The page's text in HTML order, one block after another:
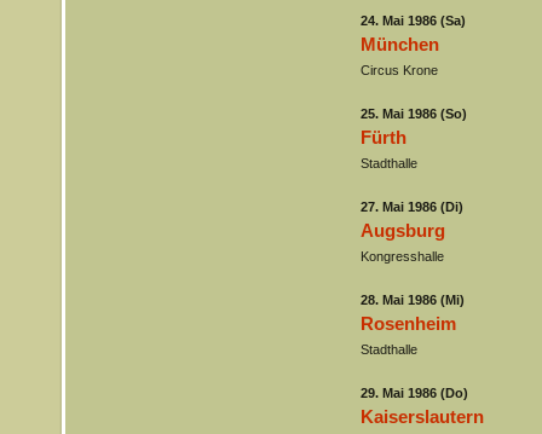
24. Mai 1986 (Sa)
München
Circus Krone
25. Mai 1986 (So)
Fürth
Stadthalle
27. Mai 1986 (Di)
Augsburg
Kongresshalle
28. Mai 1986 (Mi)
Rosenheim
Stadthalle
29. Mai 1986 (Do)
Kaiserslautern